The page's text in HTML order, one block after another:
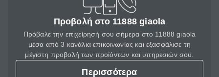
Προβολή στο 11888 giaola
Πρόβαλε την επιχείρησή σου σήμερα στο 11888 giaola
μέσα από 3 κανάλια επικοινωνίας και εξασφάλισε τη
μέγιστη προβολή των προϊόντων και υπηρεσιών σου.
Περισσότερα